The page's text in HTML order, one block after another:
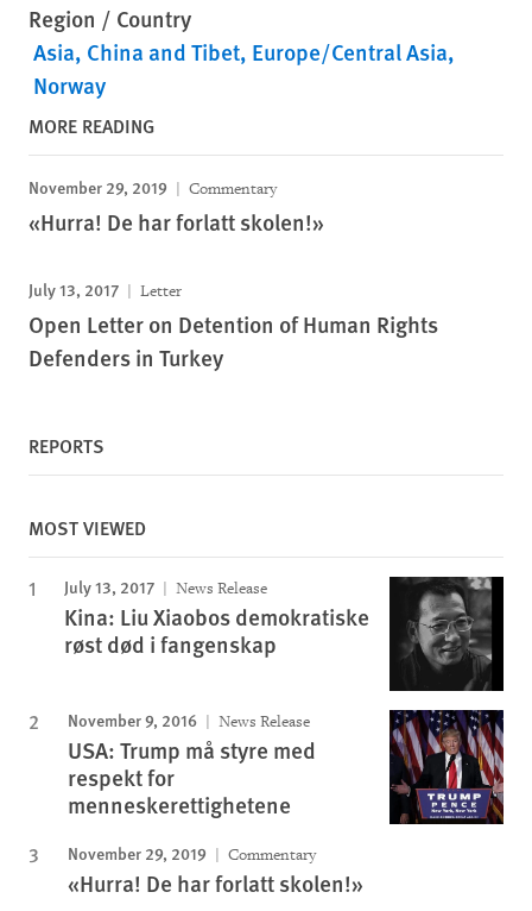
Region / Country
Asia China and Tibet Europe/Central Asia
Norway
MORE READING
November 29, 2019 Commentary
«Hurra! De har forlatt skolen!»
July 13, 2017 Letter
Open Letter on Detention of Human Rights
Defenders in Turkey
REPORTS
MOST VIEWED
July 13, 2017 News Release
Kina: Liu Xiaobos demokratiske
røst død i fangenskap
November 9, 2016 News Release
USA: Trump må styre med
respekt for
menneskerettighetene
November 29, 2019 Commentary
«Hurra! De har forlatt skolen!»